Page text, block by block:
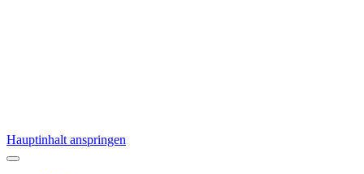
Hauptinhalt anspringen